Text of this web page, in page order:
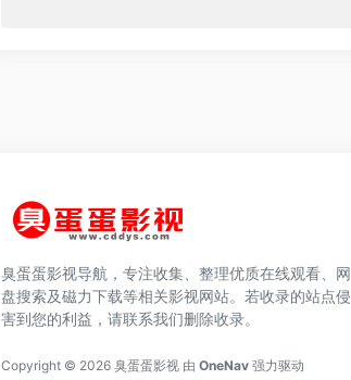
臭蛋蛋影视导航，专注收集、整理优质在线观看、网
盘搜索及磁力下载等相关影视网站。若收录的站点侵
害到您的利益，请联系我们删除收录。
Copyright © 2026 臭蛋蛋影视 由 OneNav 强力驱动